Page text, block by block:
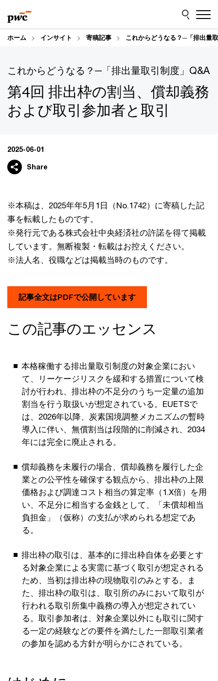
to
content
to
footer
ホーム インサイト 寄稿記事 これからどうなる？─「排出量
これからどうなる？─「排出量取引制度」Q&A
第4回 排出枠の割当、償却義務
および取引参加者と取引
2025-06-01
Share
※本稿は、2025年年5月1日（No.1742）に寄稿した記
事を転載したものです。
※発行元である株式会社中央経済社の許諾を得て掲載
しています。無断複製・転載はお控えください。
※法人名、役職などは掲載当時のものです。
記事全文はPDFで公開しています
この記事のエッセンス
本格稼働する排出量取引制度の対象企業におい
て、リーケージリスクを緩和する措置について検
討が行われ、排出枠の不足分のうち一定量の追加
割当を行う取扱いが想定されている。EUETSで
は、2026年以降、炭素国境調整メカニズムの暫時
導入に伴い、無償割当は段階的に削減され、2034
年には完全に廃止される。
償却義務を未履行の場合、償却義務を履行した企
業との公平性を確保する観点から、排出枠の上限
価格および調達コスト相当の算定率（1.X倍）を用
い、不足分に相当する金銭として、「未償却相当
負担金」（仮称）の支払が求められる想定であ
る。
排出枠の取引は、基本的に排出枠自体を必要とす
る対象企業による実需に基づく取引が想定される
ため、当初は排出枠の現物取引のみとする。ま
た、排出枠の取引は、取引所のみにおいて取引が
行われる取引所集中義務の導入が想定されてい
る。取引参加者は、対象企業以外にも取引に関す
る一定の経験などの要件を満たした一部取引業者
の参加を認める方針が明らかにされている。